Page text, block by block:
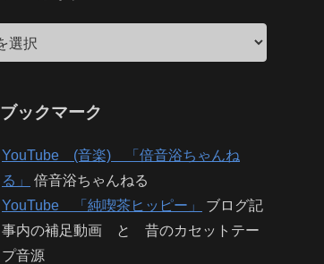
ブックマーク
YouTube (音楽) 「倍音浴ちゃんね
る」
倍音浴ちゃんねる
YouTube 「純喫茶ヒッピー」
ブログ記
事内の補足動画 と 昔のカセットテー
プ音源